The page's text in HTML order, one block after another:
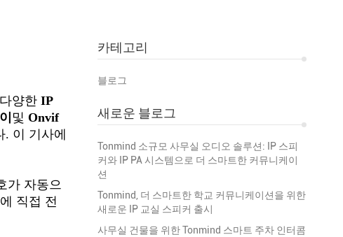
카테고리
블로그
새로운 블로그
Tonmind 소규모 사무실 오디오 솔루션: IP 스피
커와 IP PA 시스템으로 더 스마트한 커뮤니케이
션
Tonmind, 더 스마트한 학교 커뮤니케이션을 위한
새로운 IP 교실 스피커 출시
사무실 건물을 위한 Tonmind 스마트 주차 인터콤
다양한IP
및Onvif
이 기사에
가 자동으
직접 전